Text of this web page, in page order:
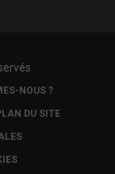
NOUS ?
DU SITE